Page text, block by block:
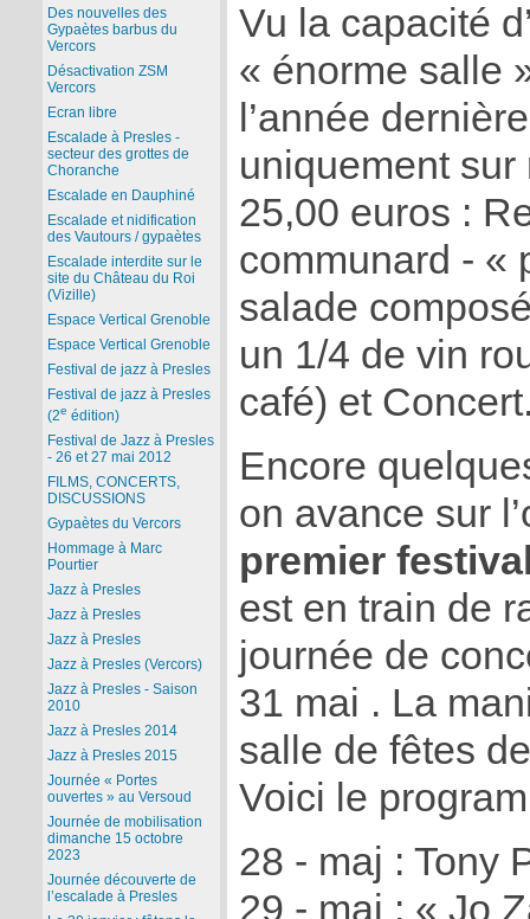
Vu la capacité
« énorme salle
l’année
uniquement
25,00 euros :
communard - «
salade
un 1/4 de vin
café) et
Encore
on avance sur
premier
est en train de
journée de
31 mai . La
salle de fêtes
Voici le
28 - maj : Tony
29 - mai : « Jo
Des nouvelles des
Gypaètes barbus du
Vercors
Désactivation ZSM
Vercors
Ecran libre
Escalade à Presles -
secteur des grottes de
Choranche
Escalade en Dauphiné
Escalade et nidification
des Vautours / gypaètes
Escalade interdite sur le
site du Château du Roi
(Vizille)
Espace Vertical Grenoble
Espace Vertical Grenoble
Festival de jazz à Presles
Festival de jazz à Presles
(2e édition)
Festival de Jazz à Presles
- 26 et 27 mai 2012
FILMS, CONCERTS,
DISCUSSIONS
Gypaètes du Vercors
Hommage à Marc
Pourtier
Jazz à Presles
Jazz à Presles
Jazz à Presles
Jazz à Presles (Vercors)
Jazz à Presles - Saison
2010
Jazz à Presles 2014
Jazz à Presles 2015
Journée « Portes
ouvertes » au Versoud
Journée de mobilisation
dimanche 15 octobre
2023
Journée découverte de
l’escalade à Presles